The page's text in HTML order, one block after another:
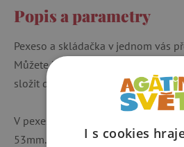
Popis a parametry
Pexeso a skládačka v jednom vás
Můžete hrát jako pexeso nebo
složit do jednoho velkého obrázku.
V pexesu je 40 kartiček (20 párů).
53mm. Vytištěno na kvalitním
I s cookies